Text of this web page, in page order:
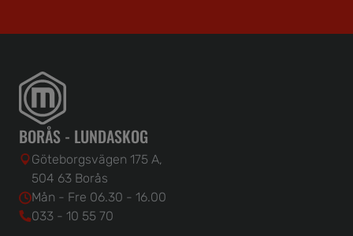
BORÅS - LUNDASKOG
Göteborgsvägen 175 A,
504 63 Borås
Mån - Fre 06.30 - 16.00
033 - 10 55 70